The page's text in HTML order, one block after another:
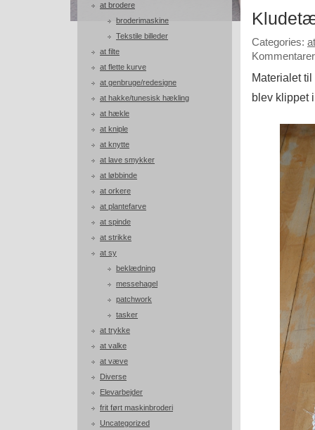
at brodere
broderimaskine
Tekstile billeder
at filte
at flette kurve
at genbruge/redesigne
at hakke/tunesisk hækling
at hækle
at kniple
at knytte
at lave smykker
at løbbinde
at orkere
at plantefarve
at spinde
at strikke
at sy
beklædning
messehagel
patchwork
tasker
at trykke
at valke
at væve
Diverse
Elevarbejder
frit ført maskinbroderi
Uncategorized
Categories:
Materialet
blev klippet